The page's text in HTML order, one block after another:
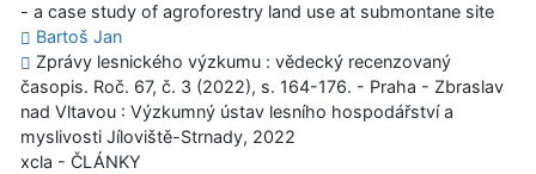
- a case study of agroforestry land use at submontane site
Bartoš Jan
Zprávy lesnického výzkumu : vědecký recenzovaný
časopis. Roč. 67, č. 3 (2022), s. 164-176. - Praha - Zbraslav
nad Vltavou : Výzkumný ústav lesního hospodářství a
myslivosti Jíloviště-Strnady, 2022
xcla - ČLÁNKY